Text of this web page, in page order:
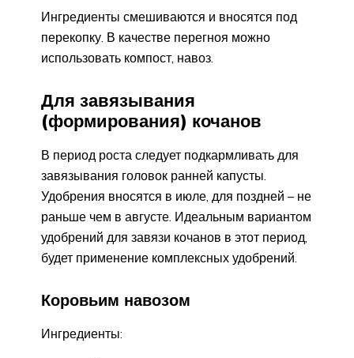
Ингредиенты смешиваются и вносятся под
перекопку. В качестве перегноя можно
использовать компост, навоз.
Для завязывания
(формирования) кочанов
В период роста следует подкармливать для
завязывания головок ранней капусты.
Удобрения вносятся в июле, для поздней – не
раньше чем в августе. Идеальным вариантом
удобрений для завязи кочанов в этот период,
будет применение комплексных удобрений.
Коровьим навозом
Ингредиенты: